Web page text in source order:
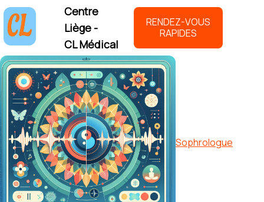
Centre
Liège -
CL Médical
RENDEZ-VOUS
RAPIDES
Sophrologue